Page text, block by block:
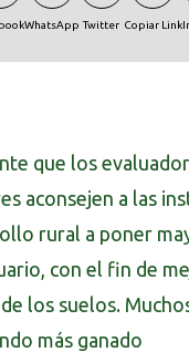
WhatsApp Twitter Copiar Link
que los
aconsejen a las
rural a poner
con el fin de
los suelos.
más ganado